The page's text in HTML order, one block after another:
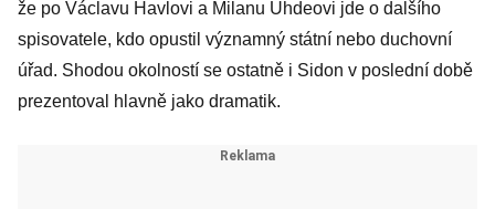
že po Václavu Havlovi a Milanu Uhdeovi jde o dalšího
spisovatele, kdo opustil významný státní nebo duchovní
úřad. Shodou okolností se ostatně i Sidon v poslední době
prezentoval hlavně jako dramatik.